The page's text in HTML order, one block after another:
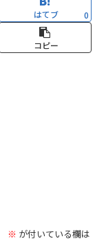
はてブ 0
コピー
※ が付いている欄は